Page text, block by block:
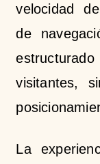
velocidad
de
visitantes,
La